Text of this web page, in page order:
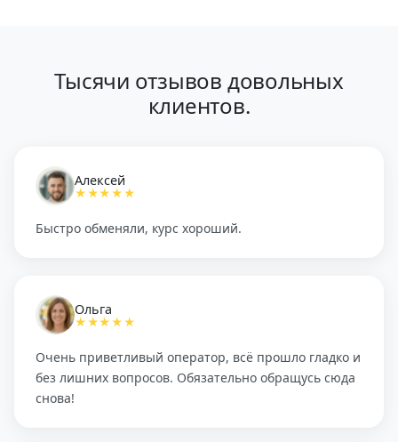
Тысячи отзывов довольных
клиентов.
Алексей
★★★★★
Быстро обменяли, курс хороший.
Ольга
★★★★★
Очень приветливый оператор, всё прошло гладко и
без лишних вопросов. Обязательно обращусь сюда
снова!